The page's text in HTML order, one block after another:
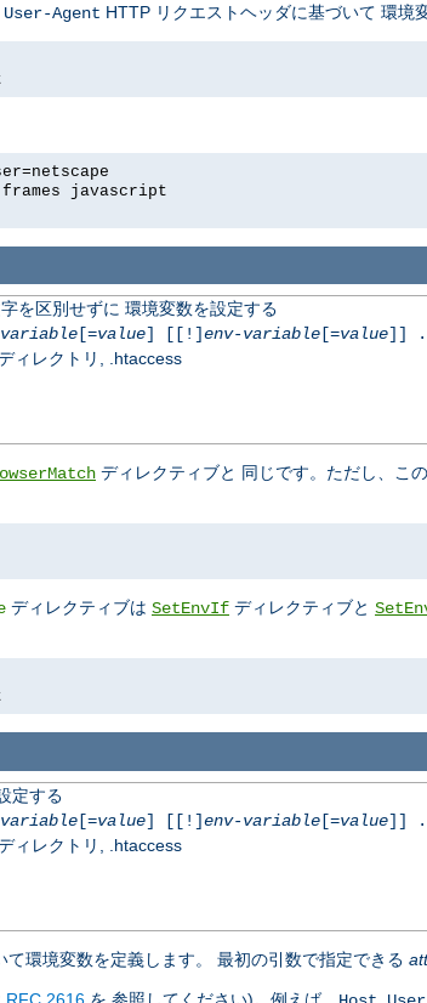
User-Agent HTTP リクエストヘッダに基づいて 環境
javascript
を区別せずに 環境変数を設定する
[=value] [[!]env-variable[=value]]
ィレクトリ, .htaccess
ディレクティブと 同じです。ただし、こ
ディレクティブは SetEnvIf ディレクティブと
定する
[=value] [[!]env-variable[=value]]
ィレクトリ, .htaccess
環境変数を定義します。 最初の引数で指定できる
RFC 2616 を 参照してください)。例えば、